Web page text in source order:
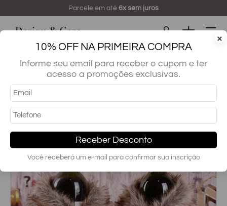
×
10% OFF NA PRIMEIRA COMPRA
Informe seu email para receber o cupom e ter
acesso a promoções exclusivas.
Receber Desconto
Você receberá um e-mail para confirmar sua inscrição
Pular
Parcele em até 6x sem juros
Porta Vinho Decoração Natalina